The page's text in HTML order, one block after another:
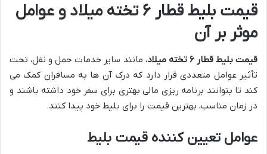
قیمت بلیط قطار ۶ تخته میلاد و عوامل
موثر بر آن
قیمت بلیط قطار ۶ تخته میلاد
، مانند سایر خدمات حمل و نقل، تحت
تأثیر عوامل متعددی قرار دارد که درک آن ها به مسافران کمک می
کند تا بتوانند برنامه ریزی مالی بهتری برای سفر خود داشته باشند و
در زمان مناسب، بهترین قیمت را برای بلیط خود پیدا کنند.
عوامل تعیین کننده قیمت بلیط